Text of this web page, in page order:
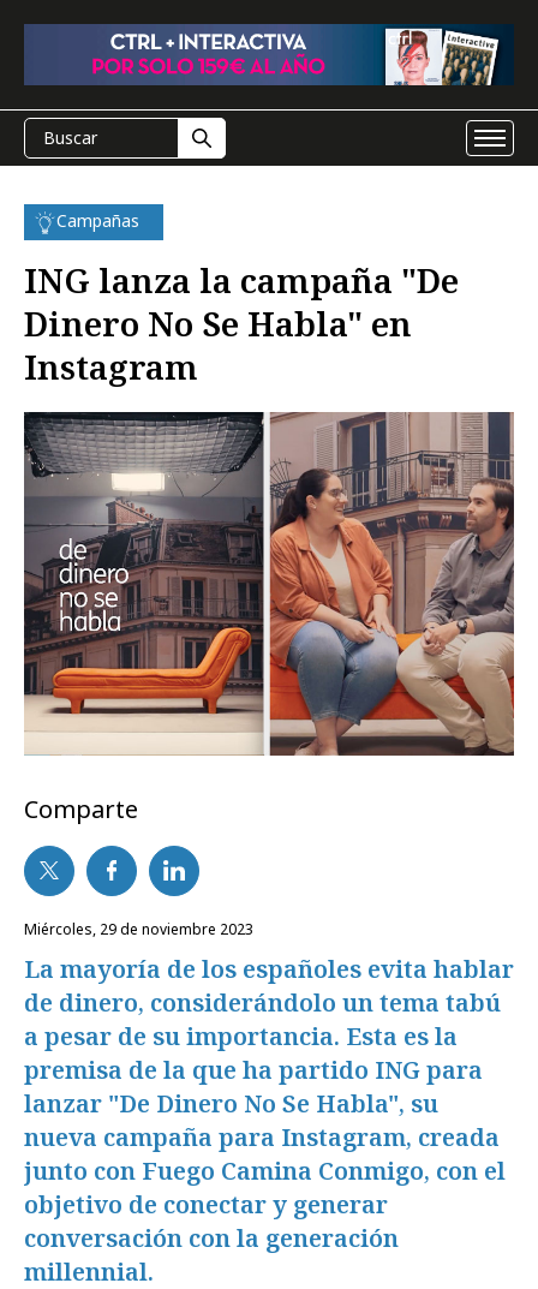
Campañas
ING lanza la campaña "De
Dinero No Se Habla" en
Instagram
Comparte
miércoles, 29 de noviembre 2023
La mayoría de los españoles evita hablar
de dinero, considerándolo un tema tabú
a pesar de su importancia. Esta es la
premisa de la que ha partido ING para
lanzar "De Dinero No Se Habla", su
nueva campaña para Instagram, creada
junto con Fuego Camina Conmigo, con el
objetivo de conectar y generar
conversación con la generación
millennial.